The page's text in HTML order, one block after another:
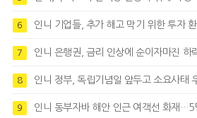
6 인니 기업들, 추가 해고 막기 위한 투자
7 인니 은행권, 금리 인상에 순이자마진 하
8 인니 정부, 독립기념일 앞두고 소요사태 우
9 인니 동부자바 해안 인근 여객선 화재…5